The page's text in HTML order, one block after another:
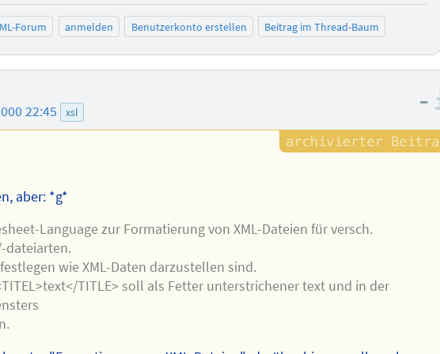
Forum anmelden Benutzerkonto erstellen Beitrag im Thread-Baum
22:45 xsl –
aber: *g*
Language zur Formatierung von XML-Dateien für versch.
dateiarten.
wie XML-Daten darzustellen sind.
TITLE> soll als Fetter unterstrichener text und in der